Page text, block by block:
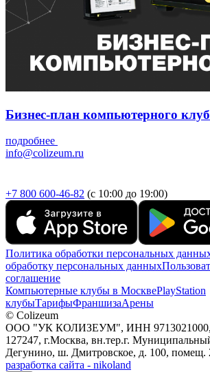
Бизнес-план компьютерного
подробнее
info@colizeum.ru
+7 800 600-46-82 (с 10:00 до 19:00)
Политика обработки персональных
обработку персональных данных
соглашение
Компьютерные клубы в МосквеPlayStation
клубыТарифыФраншизаАрены
© Colizeum
ООО "УК КОЛИЗЕУМ", ИНН 9713021000,
127247, г.Москва, вн.тер.г.
Дегунино, ш. Дмитровское, д. 100, помещ.
разработка сайта - nikoland